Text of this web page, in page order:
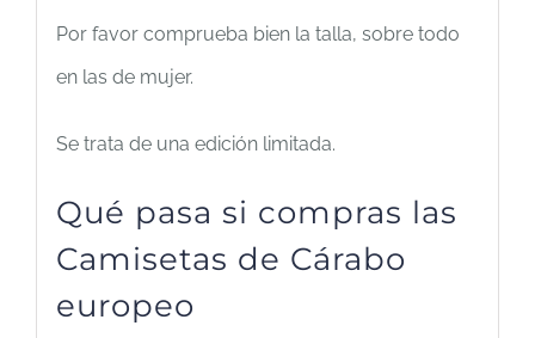
Por favor comprueba bien la talla, sobre todo
en las de mujer.
Se trata de una edición limitada.
Qué pasa si compras las
Camisetas de Cárabo
europeo